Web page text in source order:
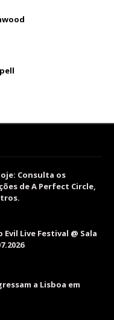
Consulta os
de A Perfect Circle,
Live Festival @ Sala
a Lisboa em